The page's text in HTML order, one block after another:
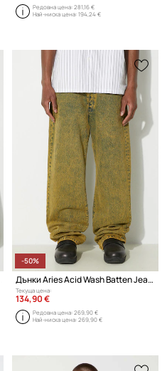
Редовна цена:281,16 €
Най-ниска цена:194,24 €
-50%
Дънки Aries Acid Wash Batten Jean
Текуща цена:
134,90 €
Редовна цена:269,90 €
Най-ниска цена:269,90 €